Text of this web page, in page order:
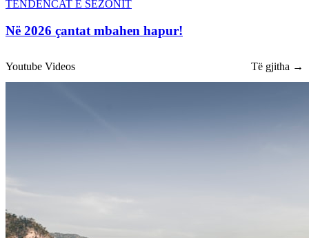
TENDENCAT E SEZONIT
Në 2026 çantat mbahen hapur!
Youtube Videos Të gjitha →